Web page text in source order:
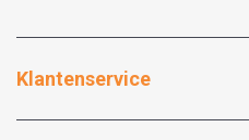
Klantenservice